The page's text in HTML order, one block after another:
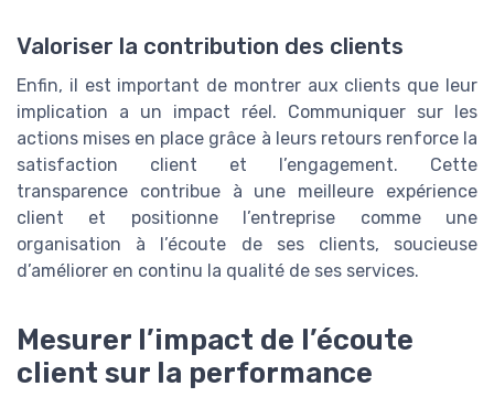
Valoriser la contribution des clients
Enfin, il est important de montrer aux clients que leur
implication a un impact réel. Communiquer sur les
actions mises en place grâce à leurs retours renforce la
satisfaction client et l’engagement. Cette
transparence contribue à une meilleure expérience
client et positionne l’entreprise comme une
organisation à l’écoute de ses clients, soucieuse
d’améliorer en continu la qualité de ses services.
Mesurer l’impact de l’écoute
client sur la performance